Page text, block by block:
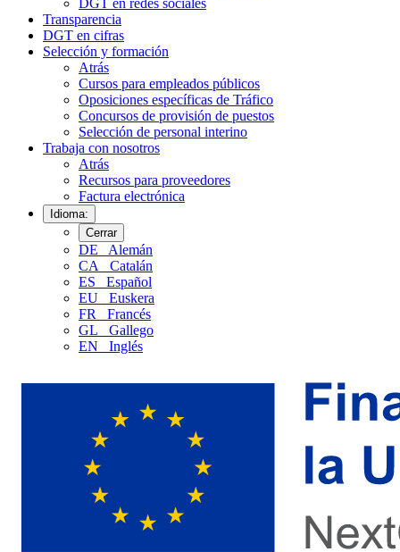
DGT en redes sociales
Transparencia
DGT en cifras
Selección y formación
Atrás
Cursos para empleados públicos
Oposiciones específicas de Tráfico
Concursos de provisión de puestos
Selección de personal interino
Trabaja con nosotros
Atrás
Recursos para proveedores
Factura electrónica
Idioma:
Cerrar
DE
Alemán
CA
Catalán
ES
Español
EU
Euskera
FR
Francés
GL
Gallego
EN
Inglés